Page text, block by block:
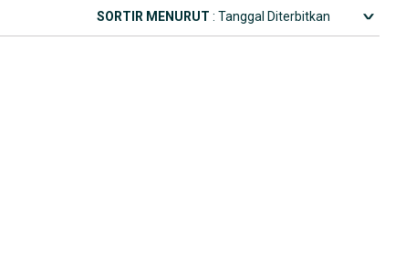
SORTIR MENURUT : Tanggal Diterbitkan